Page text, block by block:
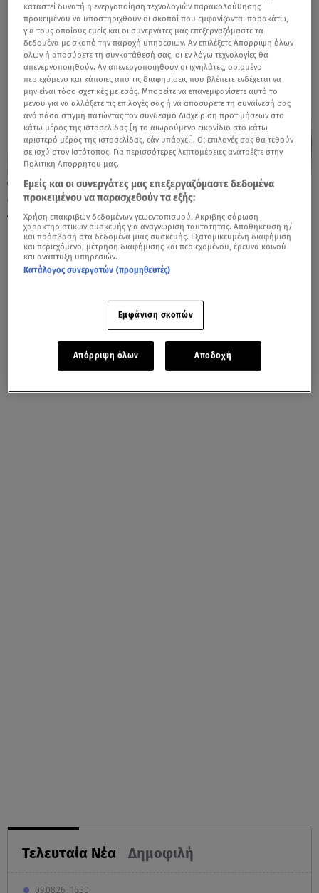
03.02.25, 17:11
Citroen και Opel: Σε ποια έκθεση
παρουσιάζουν τα νέα επαγγελματικά τους
Τελευταία Νέα Δημοφιλή
09.08.26 , 16:30
καταστεί δυνατή η ενεργοποίηση τεχνολογιών παρακολούθησης
προκειμένου να υποστηριχθούν οι σκοποί που εμφανίζονται παρακάτω,
για τους οποίους εμείς και οι συνεργάτες μας επεξεργαζόμαστε τα
δεδομένα με σκοπό την παροχή υπηρεσιών. Αν επιλέξετε Απόρριψη όλων
όλων ή αποσύρετε τη συγκατάθεσή σας, οι εν λόγω τεχνολογίες θα
απενεργοποιηθούν. Αν απενεργοποιηθούν οι ιχνηλάτες, ορισμένο
περιεχόμενο και κάποιες από τις διαφημίσεις που βλέπετε ενδέχεται να
μην είναι τόσο σχετικές με εσάς. Μπορείτε να επανεμφανίσετε αυτό το
μενού για να αλλάξετε τις επιλογές σας ή να αποσύρετε τη συναίνεσή σας
ανά πάσα στιγμή πατώντας τον σύνδεσμο Διαχείριση προτιμήσεων στο
κάτω μέρος της ιστοσελίδας [ή το αιωρούμενο εικονίδιο στο κάτω
αριστερό μέρος της ιστοσελίδας, εάν υπάρχει]. Οι επιλογές σας θα τεθούν
σε ισχύ στον Ιστότοπος. Για περισσότερες λεπτομέρειες ανατρέξτε στην
Πολιτική Απορρήτου μας.
Εμείς και οι συνεργάτες μας επεξεργαζόμαστε δεδομένα
προκειμένου να παρασχεθούν τα εξής:
Χρήση επακριβών δεδομένων γεωεντοπισμού. Ακριβής σάρωση
χαρακτηριστικών συσκευής για αναγνώριση ταυτότητας. Αποθήκευση ή/
και πρόσβαση στα δεδομένα μιας συσκευής. Εξατομικευμένη διαφήμιση
και περιεχόμενο, μέτρηση διαφήμισης και περιεχομένου, έρευνα κοινού
και ανάπτυξη υπηρεσιών.
Κατάλογος συνεργατών (προμηθευτές)
Εμφάνιση σκοπών
Απόρριψη όλων Αποδοχή